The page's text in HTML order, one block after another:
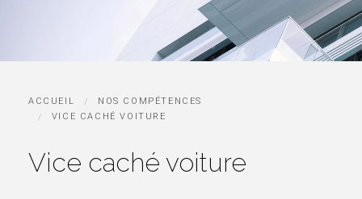
CONTACT
ACCUEIL
NOS COMPÉTENCES
VICE CACHÉ VOITURE
Vice caché voiture